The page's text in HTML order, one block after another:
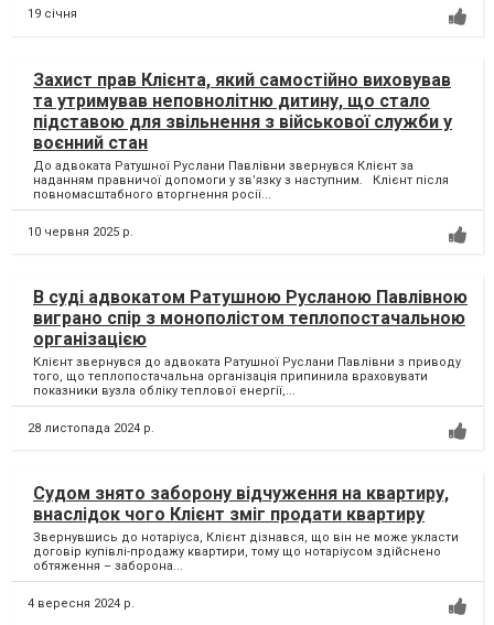
19 січня
Захист прав Клієнта, який самостійно виховував
та утримував неповнолітню дитину, що стало
підставою для звільнення з військової служби у
воєнний стан
До адвоката Ратушної Руслани Павлівни звернувся Клієнт за
наданням правничої допомоги у зв’язку з наступним. Клієнт після
повномасштабного вторгнення росії...
10 червня 2025 р.
В суді адвокатом Ратушною Русланою Павлівною
виграно спір з монополістом теплопостачальною
організацією
Клієнт звернувся до адвоката Ратушної Руслани Павлівни з приводу
того, що теплопостачальна організація припинила враховувати
показники вузла обліку теплової енергії,...
28 листопада 2024 р.
Судом знято заборону відчуження на квартиру,
внаслідок чого Клієнт зміг продати квартиру
Звернувшись до нотаріуса, Клієнт дізнався, що він не може укласти
договір купівлі-продажу квартири, тому що нотаріусом здійснено
обтяження – заборона...
4 вересня 2024 р.